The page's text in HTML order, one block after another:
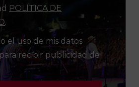
POLÍTICA DE
.
el uso de mis datos
recibir publicidad de